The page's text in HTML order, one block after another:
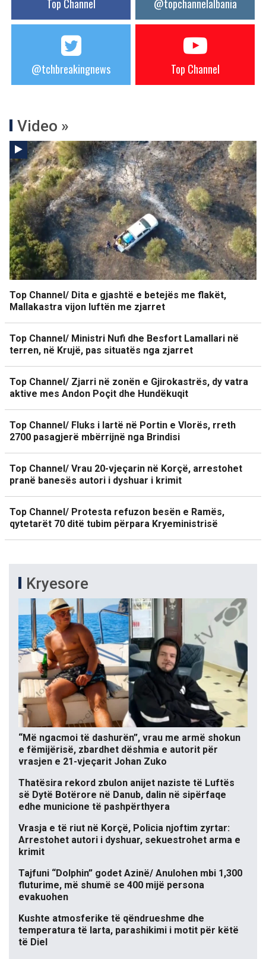
Top Channel @topchannelalbania
@tchbreakingnews Top Channel
Video »
Top Channel/ Dita e gjashtë e betejës me flakët,
Mallakastra vijon luftën me zjarret
Top Channel/ Ministri Nufi dhe Besfort Lamallari në
terren, në Krujë, pas situatës nga zjarret
Top Channel/ Zjarri në zonën e Gjirokastrës, dy vatra
aktive mes Andon Poçit dhe Hundëkuqit
Top Channel/ Fluks i lartë në Portin e Vlorës, rreth
2700 pasagjerë mbërrijnë nga Brindisi
Top Channel/ Vrau 20-vjeçarin në Korçë, arrestohet
pranë banesës autori i dyshuar i krimit
Top Channel/ Protesta refuzon besën e Ramës,
qytetarët 70 ditë tubim përpara Kryeministrisë
Kryesore
“Më ngacmoi të dashurën”, vrau me armë shokun
e fëmijërisë, zbardhet dëshmia e autorit për
vrasjen e 21-vjeçarit Johan Zuko
Thatësira rekord zbulon anijet naziste të Luftës
së Dytë Botërore në Danub, dalin në sipërfaqe
edhe municione të pashpërthyera
Vrasja e të riut në Korçë, Policia njoftim zyrtar:
Arrestohet autori i dyshuar, sekuestrohet arma e
krimit
Tajfuni “Dolphin” godet Azinë/ Anulohen mbi 1,300
fluturime, më shumë se 400 mijë persona
evakuohen
Kushte atmosferike të qëndrueshme dhe
temperatura të larta, parashikimi i motit për këtë
të Diel